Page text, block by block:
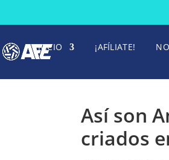
INICIO ¡AFÍLIATE!
Así son
criados